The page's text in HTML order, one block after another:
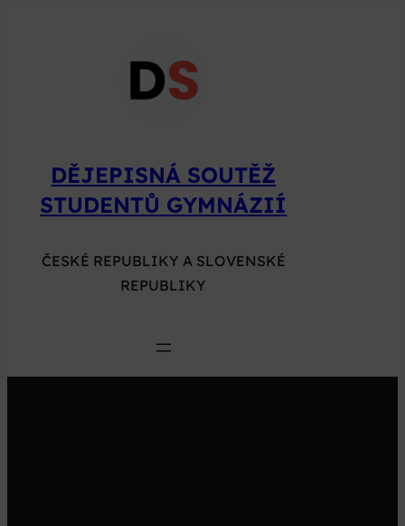
DĚJEPISNÁ SOUTĚŽ
STUDENTŮ GYMNÁZIÍ
ČESKÉ REPUBLIKY A SLOVENSKÉ
REPUBLIKY